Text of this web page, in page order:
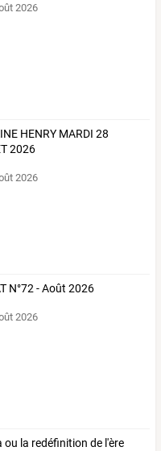
2026
HENRY MARDI 28
2026
2026
N°72 - Août 2026
2026
ou la redéfinition de l'ère